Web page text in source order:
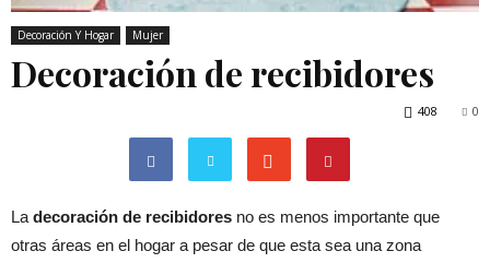
Decoración Y Hogar Mujer
Decoración de recibidores
0
408
La decoración de recibidores no es menos importante que
otras áreas en el hogar a pesar de que esta sea una zona